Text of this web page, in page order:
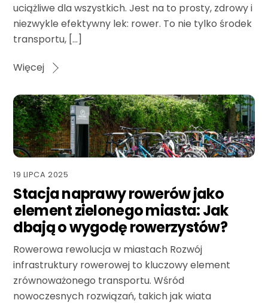
uciążliwe dla wszystkich. Jest na to prosty, zdrowy i
niezwykle efektywny lek: rower. To nie tylko środek
transportu, […]
Więcej
19 LIPCA 2025
Stacja naprawy rowerów jako
element zielonego miasta: Jak
dbają o wygodę rowerzystów?
Rowerowa rewolucja w miastach Rozwój
infrastruktury rowerowej to kluczowy element
zrównoważonego transportu. Wśród
nowoczesnych rozwiązań, takich jak wiata